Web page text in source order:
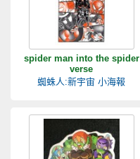
spider man into the spider
verse
蜘蛛人:新宇宙 小海報